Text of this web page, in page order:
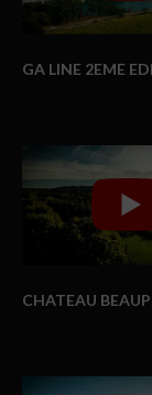
GA LINE 2EME
CHATEAU